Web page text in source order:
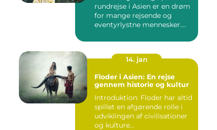
rundrejse i Asien er en drøm
for mange rejsende og
eventyrlystne mennesker.
14. jan
Floder i Asien: En rejse
gennem historie og kultur
Introduktion: Floder har altid
spillet en afgørende rolle i
udviklingen af civilisationer
og kulture...